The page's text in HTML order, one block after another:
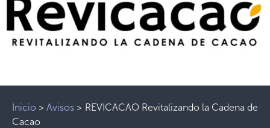
Inicio >Avisos > REVICACAO Revitalizando la Cadena de
Cacao